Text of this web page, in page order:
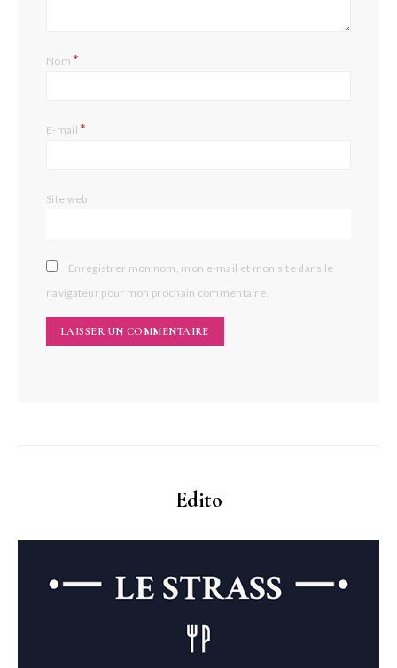
Nom*
E-mail*
Site web
Enregistrer mon nom, mon e-mail et mon site dans le
navigateur pour mon prochain commentaire.
Edito